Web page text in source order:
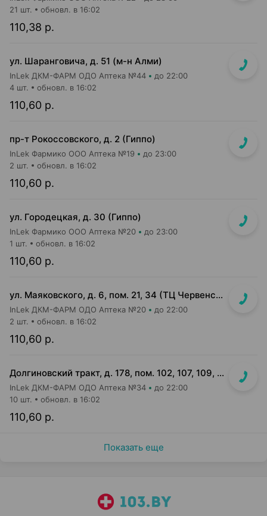
110,38 р.
21 шт. обновл. в 16:02
ул. Шаранговича, д. 51 (м-н Алми)
InLek ДКМ-ФАРМ ОДО Аптека №44 до 22:00
110,60 р.
4 шт. обновл. в 16:02
пр-т Рокоссовского, д. 2 (Гиппо)
InLek Фармико ООО Аптека №19 до 23:00
110,60 р.
2 шт. обновл. в 16:02
ул. Городецкая, д. 30 (Гиппо)
InLek Фармико ООО Аптека №20 до 23:00
110,60 р.
1 шт. обновл. в 16:02
ул. Маяковского, д. 6, пом. 21, 34 (ТЦ Червенский, 1 этаж)
InLek ДКМ-ФАРМ ОДО Аптека №20 до 22:00
110,60 р.
2 шт. обновл. в 16:02
Долгиновский тракт, д. 178, пом. 102, 107, 109, 112, 114 (ТЦ "ALL")
InLek ДКМ-ФАРМ ОДО Аптека №34 до 22:00
110,60 р.
10 шт. обновл. в 16:02
Показать еще